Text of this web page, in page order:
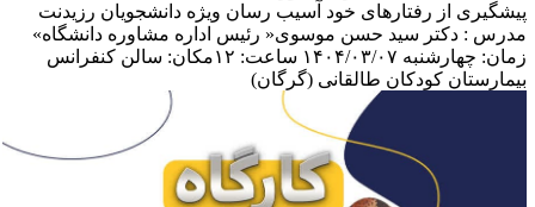
از رفتارهای خود آسیب رسان ویژه دانشجویان رزیدنت
: دکتر سید حسن موسوی« رئیس اداره مشاوره دانشگاه»
زمان: چهارشنبه ۱۴۰۴/۰۳/۰۷ ساعت: ۱۲مکان: سالن کنفرانس
کودکان طالقانی (گرگان)